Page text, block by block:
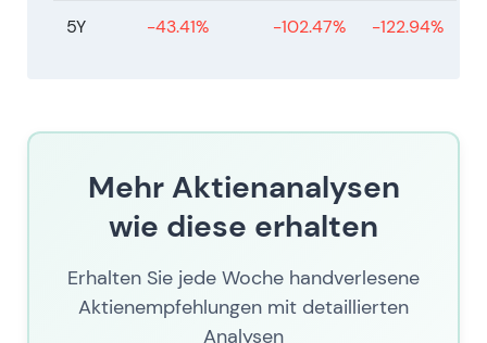
5Y -43.41% -102.47% -122.94%
Mehr Aktienanalysen
wie diese erhalten
Erhalten Sie jede Woche handverlesene
Aktienempfehlungen mit detaillierten
Analysen